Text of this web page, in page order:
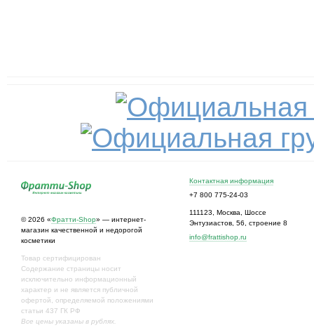
© 2026 «Фратти-Shop» — интернет-
магазин качественной и недорогой
косметики
Товар сертифицирован
Содержание страницы носит
исключительно информационный
характер и не является публичной
офертой, определяемой положениями
статьи 437 ГК РФ
Все цены указаны в рублях.
Контактная информация
+7 800 775-24-03
111123 Москва
Шоссе
Энтузиастов, 56, строение 8
info@frattishop.ru